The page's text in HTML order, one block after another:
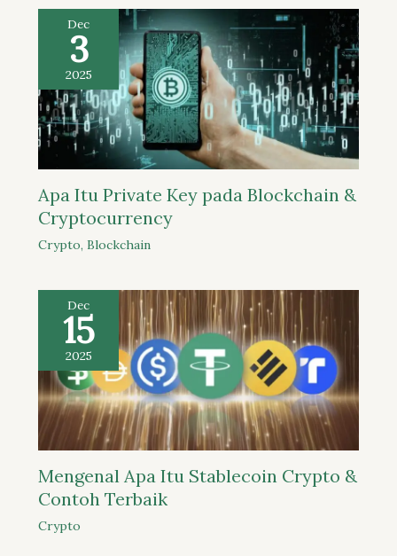
Dec
3
2025
Apa Itu Private Key pada Blockchain &
Cryptocurrency
Crypto, Blockchain
Dec
15
2025
Mengenal Apa Itu Stablecoin Crypto &
Contoh Terbaik
Crypto